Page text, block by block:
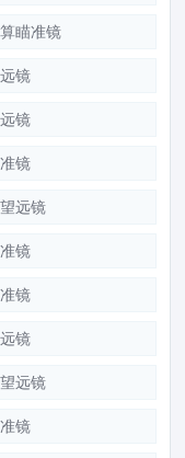
瞄准镜
镜
镜
镜
远镜
镜
镜
镜
远镜
镜